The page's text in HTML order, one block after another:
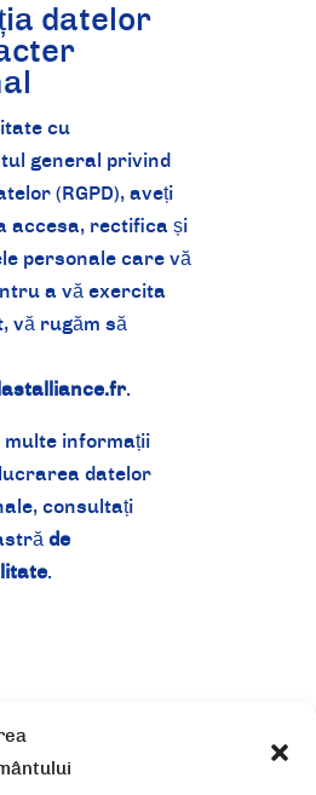
datelor
cu
general privind
(RGPD), aveți
accesa, rectifica și
personale care vă
a vă exercita
vă rugăm să
.
multe informații
datelor
consultați
de
.